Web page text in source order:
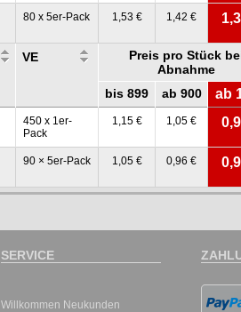
80 x 5er-Pack 1,53 € 1,42 €
VE
Preis pro Stück
Abnahme
bis 899 ab 900 ab
450 x 1er-
Pack
1,15 € 1,05 €
90 × 5er-Pack 1,05 € 0,96 €
SERVICE
Willkommen Neukunden